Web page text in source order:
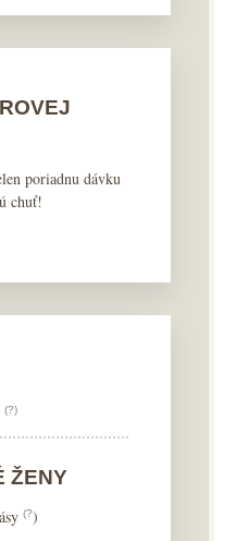
poriadnu dávku
chuť!
(?)
ŽENY
(?)